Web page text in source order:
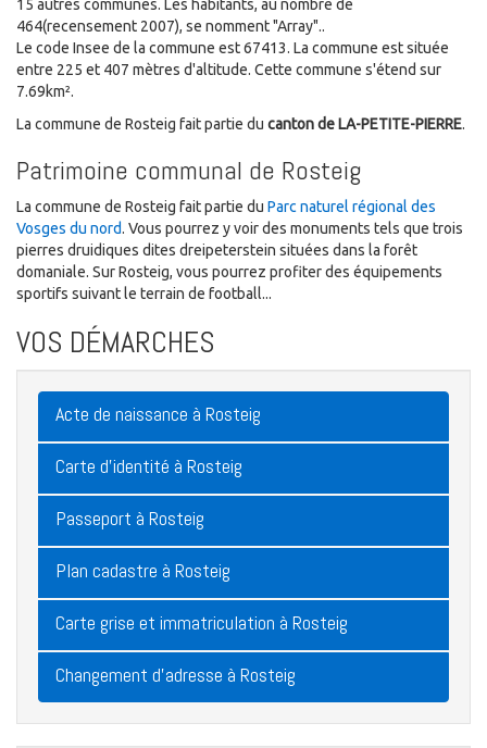
15 autres communes. Les habitants, au nombre de
464(recensement 2007), se nomment "Array"..
Le code Insee de la commune est 67413. La commune est située
entre 225 et 407 mètres d'altitude. Cette commune s'étend sur
7.69km².
La commune de Rosteig fait partie du canton de LA-PETITE-PIERRE.
Patrimoine communal de Rosteig
La commune de Rosteig fait partie du Parc naturel régional des
Vosges du nord. Vous pourrez y voir des monuments tels que trois
pierres druidiques dites dreipeterstein situées dans la forêt
domaniale. Sur Rosteig, vous pourrez profiter des équipements
sportifs suivant le terrain de football...
VOS DÉMARCHES
Acte de naissance à Rosteig
Carte d'identité à Rosteig
Passeport à Rosteig
Plan cadastre à Rosteig
Carte grise et immatriculation à Rosteig
Changement d'adresse à Rosteig